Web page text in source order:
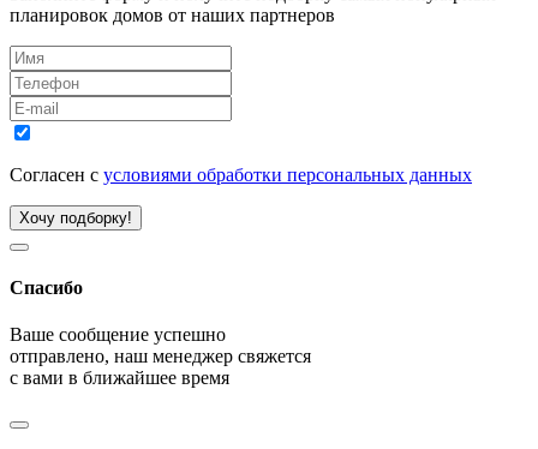
планировок домов от наших партнеров
Согласен с условиями обработки персональных данных
Хочу подборку!
Спасибо
Ваше сообщение успешно
отправлено, наш менеджер свяжется
с вами в ближайшее время